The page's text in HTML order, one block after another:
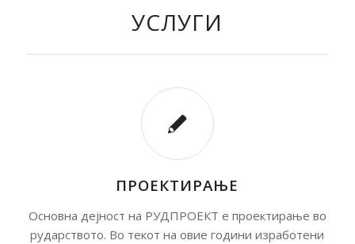
УСЛУГИ
ПРОЕКТИРАЊЕ
Основна дејност на РУДПРОЕКТ е проектирање во
рударството. Во текот на овие години изработени